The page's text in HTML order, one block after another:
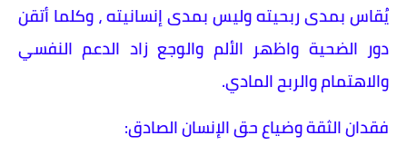
يُقاس بمدى ربحيته وليس بمدى إنسانيته ، وكلما أتقن
دور الضحية واظهر الألم والوجع زاد الدعم النفسي
والاهتمام والربح المادي.
فقدان الثقة وضياع حق الإنسان الصادق: